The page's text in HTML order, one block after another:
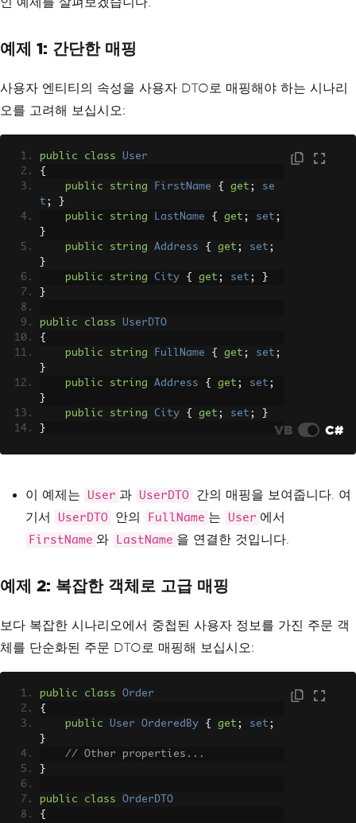
예제 1: 간단한 매핑
사용자 엔티티의 속성을 사용자 DTO로 매핑해야 하는 시나리
오를 고려해 보십시오:
public class
User
{
public
string FirstName { get ;
se
t ;
}
public
string LastName { get ; set ;
}
public
string Address { get ; set ;
}
public
string City { get ; set ;
}
}
public class
UserDTO
{
public
string FullName { get ; set ;
}
public
string Address { get ; set ;
}
public
string City { get ; set ;
}
}
fg =>
    cfg
.CreateMap <User, UserDTO>()
ForMember( dest => dest .FullNam
opt
First
});
IMapper mapper = config.
CreateMapper
User user = new User { FirstName =
"Jo
hn", LastName = "Doe" Address
Street"
, City = "CityName"
};
UserDTO userDto = mapper.Map<UserDTO>
user
VB C#
이 예제는 User 과 UserDTO
간의 매핑을 보여줍니다. 여
기서
UserDTO 안의 FullName 는 User 에서
FirstName 와 LastName 을 연결한 것입니다.
예제 2: 복잡한 객체로 고급 매핑
보다 복잡한 시나리오에서 중첩된 사용자 정보를 가진 주문 객
체를 단순화된 주문 DTO로 매핑해 보십시오:
public class
Order
{
public
User OrderedBy { get ; set ;
}
// Other properties...
}
public class
OrderDTO
{